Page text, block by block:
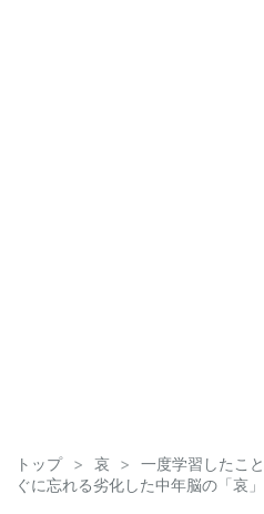
トップ > 哀 >
一度学習したこ
ぐに忘れる劣化した中年脳の「哀」